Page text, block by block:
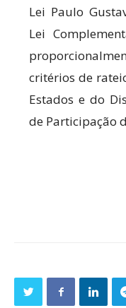
Lei Paulo
Lei
critérios de
Estados e do
de Participação